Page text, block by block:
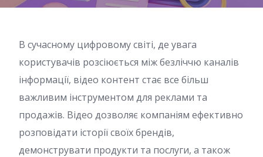
В сучасному цифровому світі, де увага
користувачів розсіюється між безліччю каналів
інформації, відео контент стає все більш
важливим інструментом для реклами та
продажів. Відео дозволяє компаніям ефективно
розповідати історії своїх брендів,
демонструвати продукти та послуги, а також